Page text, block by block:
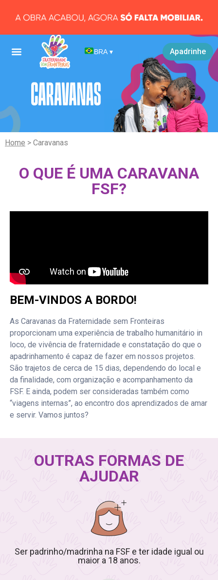
BRA ▾ Apadrinhe
Home > Caravanas
O QUE É UMA CARAVANA
FSF?
BEM-VINDOS A BORDO!
As Caravanas da Fraternidade sem Fronteiras
proporcionam uma experiência de trabalho humanitário in
loco, de vivência de fraternidade e constatação do que o
apadrinhamento é capaz de fazer em nossos projetos.
São trajetos de cerca de 15 dias, dependendo do local e
da finalidade, com organização e acompanhamento da
FSF. E ainda, podem ser consideradas também como
“viagens internas”, ao encontro dos aprendizados de amar
e servir. Vamos juntos?
OUTRAS FORMAS DE
AJUDAR
Ser padrinho/madrinha na FSF e ter idade igual ou
maior a 18 anos.